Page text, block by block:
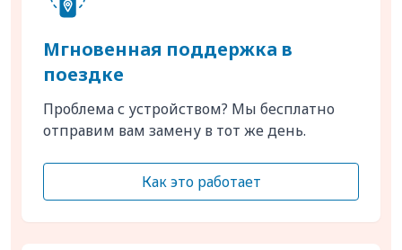
Мгновенная поддержка в
поездке
Проблема с устройством? Мы бесплатно
отправим вам замену в тот же день.
Как это работает